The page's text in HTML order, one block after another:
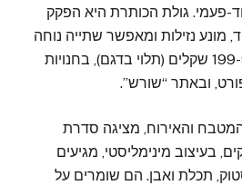
פעמי. גולת הכותרת היא הפקק
מונע נזילות ומאפשר שתייה נוחה
תוך אחיזה ביד אחת. 199-99 שקלים (תלוי בדגם), בחנויות
ובאתר “שורש”.
המטבח והאירוח, מציגה סדרת
בעיצוב מינימליסטי, מגיעים
תכלת ואבן. הם שומרים על